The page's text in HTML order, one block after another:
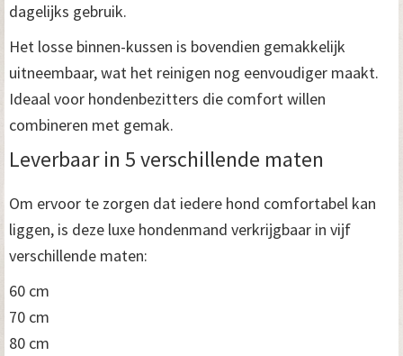
dagelijks gebruik.
Het losse binnen-kussen is bovendien gemakkelijk
uitneembaar, wat het reinigen nog eenvoudiger maakt.
Ideaal voor hondenbezitters die comfort willen
combineren met gemak.
Leverbaar in 5 verschillende maten
Om ervoor te zorgen dat iedere hond comfortabel kan
liggen, is deze luxe hondenmand verkrijgbaar in vijf
verschillende maten:
60 cm
70 cm
80 cm